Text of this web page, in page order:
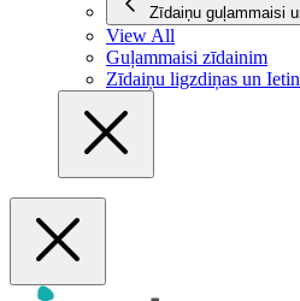
Zīdaiņu guļammaisi
View All
Guļammaisi zīdainim
Zīdaiņu ligzdiņas un